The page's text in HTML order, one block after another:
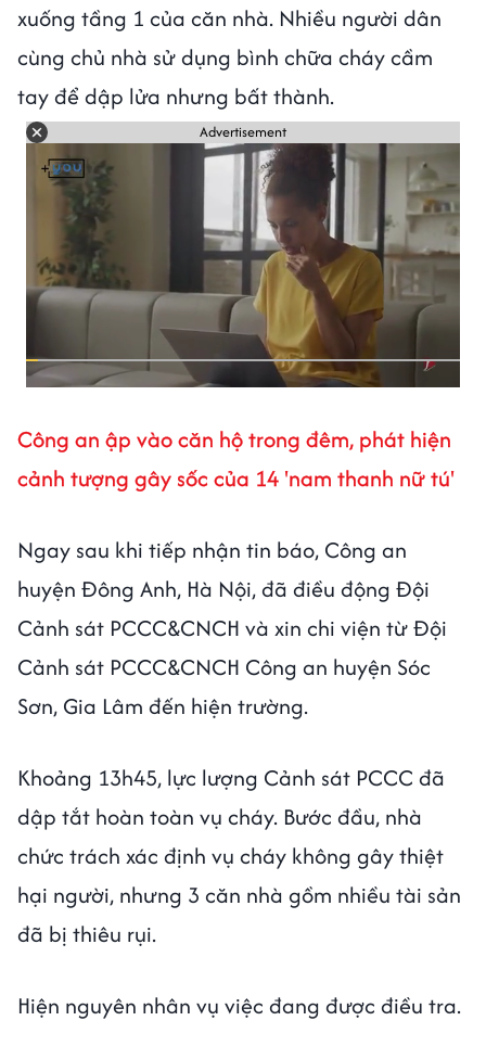
xuống tầng 1 của căn nhà. Nhiều người dân
cùng chủ nhà sử dụng bình chữa cháy cầm
tay để dập lửa nhưng bất thành.
Advertisement
Công an ập vào căn hộ trong đêm, phát hiện
cảnh tượng gây sốc của 14 'nam thanh nữ tú'
Ngay sau khi tiếp nhận tin báo, Công an
huyện Đông Anh, Hà Nội, đã điều động Đội
Cảnh sát PCCC&CNCH và xin chi viện từ Đội
Cảnh sát PCCC&CNCH Công an huyện Sóc
Sơn, Gia Lâm đến hiện trường.
Khoảng 13h45, lực lượng Cảnh sát PCCC đã
dập tắt hoàn toàn vụ cháy. Bước đầu, nhà
chức trách xác định vụ cháy không gây thiệt
hại người, nhưng 3 căn nhà gồm nhiều tài sản
đã bị thiêu rụi.
Hiện nguyên nhân vụ việc đang được điều tra.